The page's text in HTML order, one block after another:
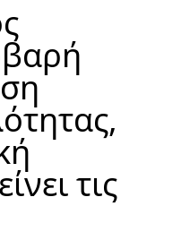
τις